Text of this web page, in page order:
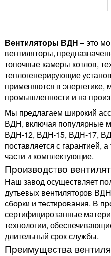
Вентиляторы ВДН – это
вентиляторы,
топочные камеры котлов,
теплогенерирующие
применяются в энергетике,
промышленности и на
Мы предлагаем широкий
ВДН, включая популярные
ВДН-12, ВДН-15, ВДН-17,
поставляется с гарантией,
части и комплектующие.
Производство
Наш завод осуществляет
дутьевых вентиляторов
сборки и тестирования. В
сертифицированные
технологии,
длительный срок службы.
Преимущества